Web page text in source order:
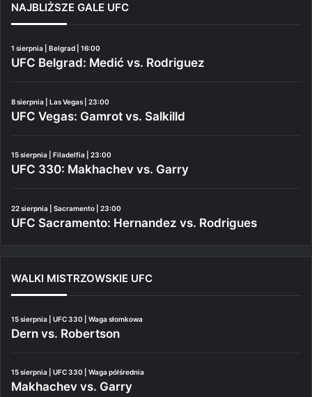
NAJBLIŻSZE GALE UFC
1 sierpnia | Belgrad | 16:00
UFC Belgrad: Medić vs. Rodriguez
8 sierpnia | Las Vegas | 23:00
UFC Vegas: Gamrot vs. Salkilld
15 sierpnia | Filadelfia | 23:00
UFC 330: Makhachev vs. Garry
22 sierpnia | Sacramento | 23:00
UFC Sacramento: Hernandez vs. Rodrigues
WALKI MISTRZOWSKIE UFC
15 sierpnia | UFC 330 | Waga słomkowa
Dern vs. Robertson
15 sierpnia | UFC 330 | Waga półśrednia
Makhachev vs. Garry